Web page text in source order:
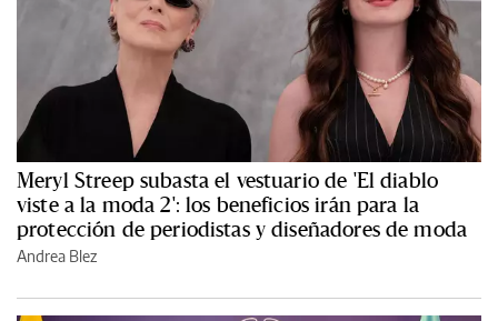
Meryl Streep subasta el vestuario de 'El diablo
viste a la moda 2': los beneficios irán para la
protección de periodistas y diseñadores de moda
Andrea Blez